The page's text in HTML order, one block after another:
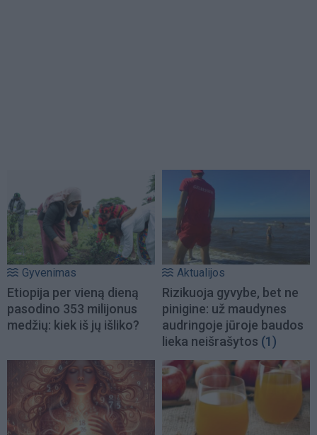
Gyvenimas
Etiopija per vieną dieną
pasodino 353 milijonus
medžių: kiek iš jų išliko?
Aktualijos
Rizikuoja gyvybe, bet ne
pinigine: už maudynes
audringoje jūroje baudos
lieka neišrašytos (1)